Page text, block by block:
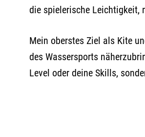
die spielerische Leichtigkeit,
Mein oberstes Ziel als Kite
des Wassersports
Level oder deine Skills,